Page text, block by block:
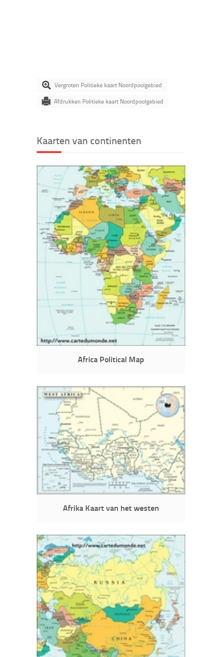
Vergroten Politieke kaart Noordpoolgebied
Afdrukken Politieke kaart Noordpoolgebied
Kaarten van continenten
Africa Political Map
Afrika Kaart van het westen